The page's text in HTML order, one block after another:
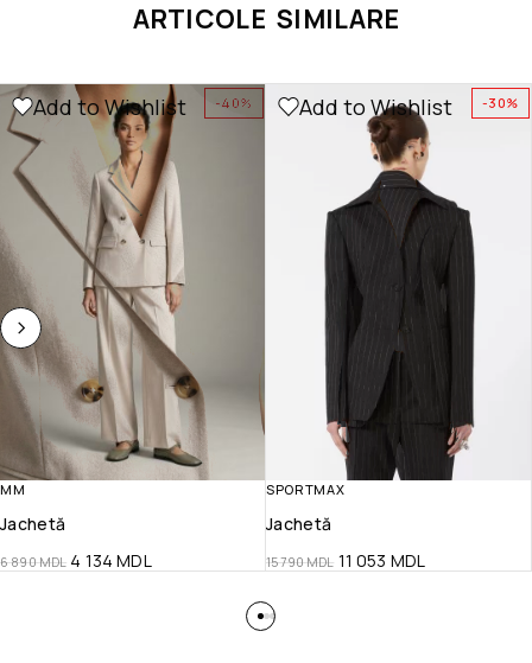
ARTICOLE SIMILARE
-40%
Add to Wishlist
MM
Jachetă
6 890MDL 4 134MDL
-30%
Add to Wishlist
SPORTMAX
Jachetă
15 790MDL 11 053 MDL